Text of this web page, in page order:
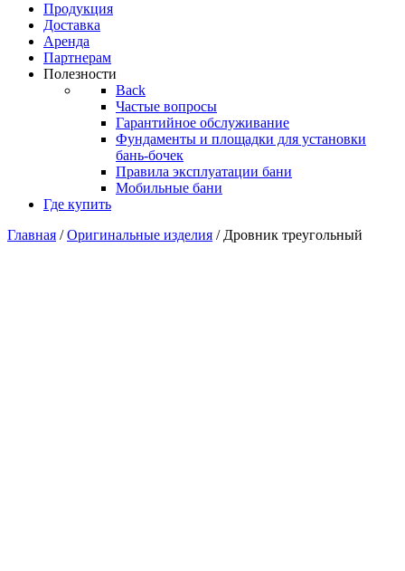
Продукция
Доставка
Аренда
Партнерам
Полезности
Back
Частые вопросы
Гарантийное обслуживание
Фундаменты и площадки для установки
бань-бочек
Правила эксплуатации бани
Мобильные бани
Где купить
Главная /Оригинальные изделия / Дровник треугольный